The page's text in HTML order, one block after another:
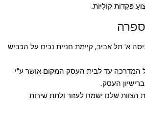
פְּקֻדּוֹת קוֹלִיּוֹת.
בברודצקי 43 כניסה א' תל אביב, קיימת חניית נכים על הכביש
המדרכה עד לבית העסק המקום אושר ע"י
העסק.
הצוות שלנו ישמח לעזור ולתת שירות